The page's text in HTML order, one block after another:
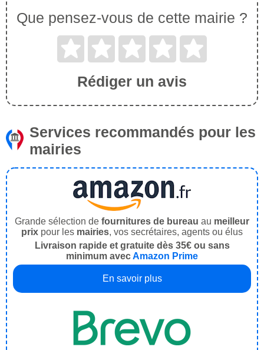
Que pensez-vous de cette mairie ?
Rédiger un avis
Services recommandés pour les
mairies
Grande sélection de fournitures de bureau au meilleur
prix pour les mairies, vos secrétaires, agents ou élus
Livraison rapide et gratuite dès 35€ ou sans
minimum avecAmazon Prime
En savoir plus